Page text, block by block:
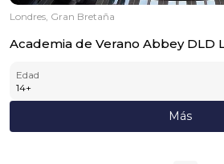
Londres, Gran Bretaña
Academia de Verano Abbey DLD
Edad
14+
Más